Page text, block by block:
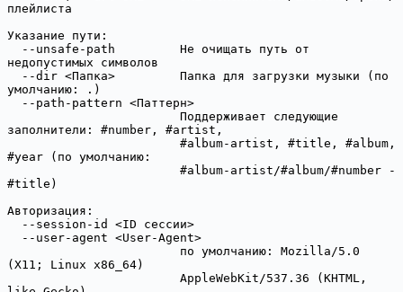
плейлиста
Указание пути:
недопустимых символов
умолчанию: .)
заполнители: #number, #artist,
#year (по умолчанию:
#title)
Авторизация:
(X11; Linux x86_64)